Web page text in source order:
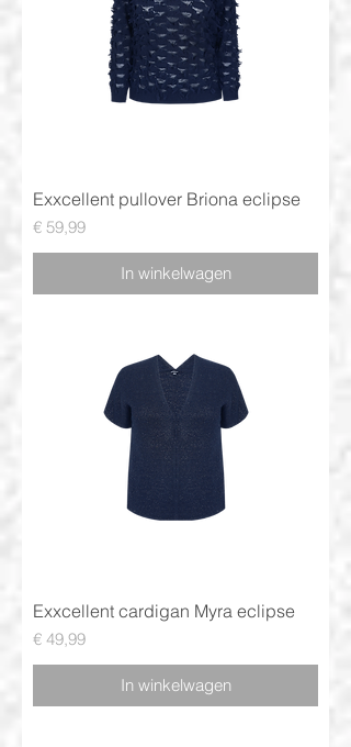
Exxcellent pullover Briona eclipse
Prijs
€ 59,99
In winkelwagen
Exxcellent cardigan Myra eclipse
Prijs
€ 49,99
In winkelwagen